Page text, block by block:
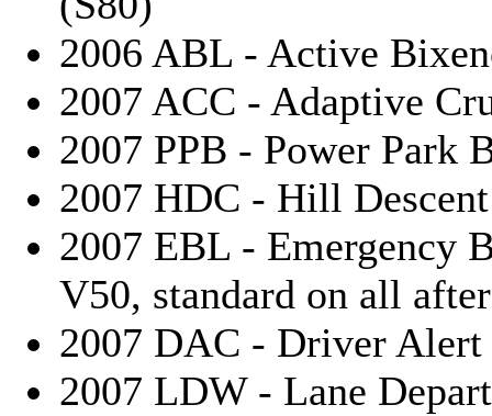
2006 ABL - Active
2007 ACC - Adaptive
2007 PPB - Power Park
2007 HDC - Hill
2007 EBL - Emergency
V50, standard on all
2007 DAC - Driver
2007 LDW - Lane